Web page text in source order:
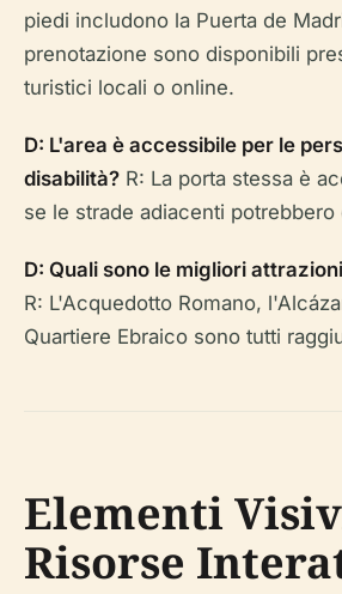
piedi includono la Puerta de
prenotazione sono disponibili
turistici locali o online.
D: L'area è accessibile per le
disabilità? R: La porta stessa è
se le strade adiacenti
D: Quali sono le migliori
R: L'Acquedotto Romano,
Quartiere Ebraico sono tutti
Elementi
Risorse